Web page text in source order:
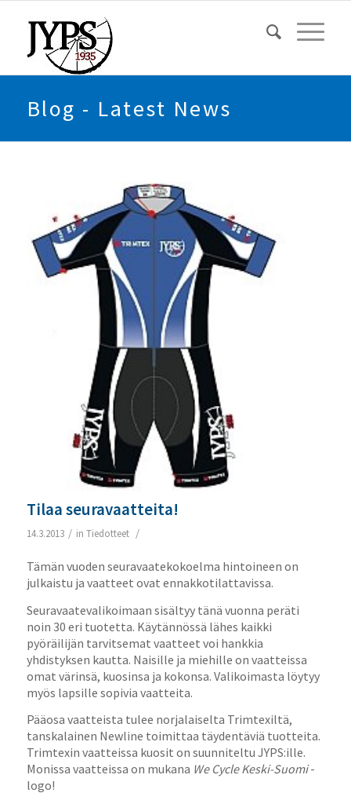
Blog - Latest News
Tilaa seuravaatteita!
14.3.2013 / in Tiedotteet /
Tämän vuoden seuravaatekokoelma hintoineen on
julkaistu ja vaatteet ovat ennakkotilattavissa.
Seuravaatevalikoimaan sisältyy tänä vuonna peräti
noin 30 eri tuotetta. Käytännössä lähes kaikki
pyöräilijän tarvitsemat vaatteet voi hankkia
yhdistyksen kautta. Naisille ja miehille on vaatteissa
omat värinsä, kuosinsa ja kokonsa. Valikoimasta löytyy
myös lapsille sopivia vaatteita.
Pääosa vaatteista tulee norjalaiselta Trimtexiltä,
tanskalainen Newline toimittaa täydentäviä tuotteita.
Trimtexin vaatteissa kuosit on suunniteltu JYPS:ille.
Monissa vaatteissa on mukana We Cycle Keski-Suomi-
logo!